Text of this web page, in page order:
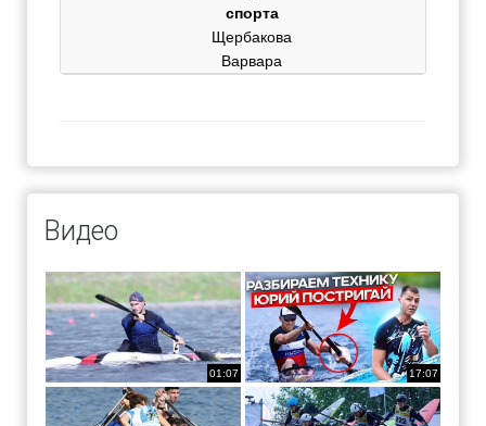
спорта
Щербакова
Варвара
Видео
01:07 17:07